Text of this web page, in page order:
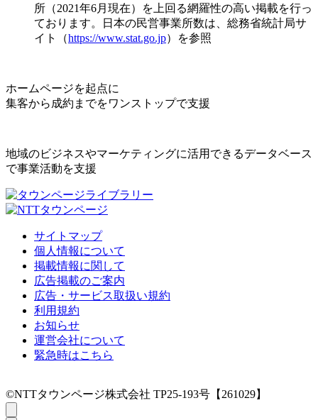
所（2021年6月現在）を上回る網羅性の高い掲載を行っ
ております。日本の民営事業所数は、総務省統計局サ
イト（https://www.stat.go.jp）を参照
ホームページを起点に
集客から成約までをワンストップで支援
地域のビジネスやマーケティングに活用できるデータベース
で事業活動を支援
サイトマップ
個人情報について
掲載情報に関して
広告掲載のご案内
広告・サービス取扱い規約
利用規約
お知らせ
運営会社について
緊急時はこちら
©NTTタウンページ株式会社 TP25-193号【261029】